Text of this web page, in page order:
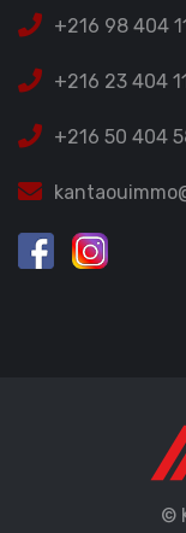
+216 98 404
+216 23 404
+216 50 404
©